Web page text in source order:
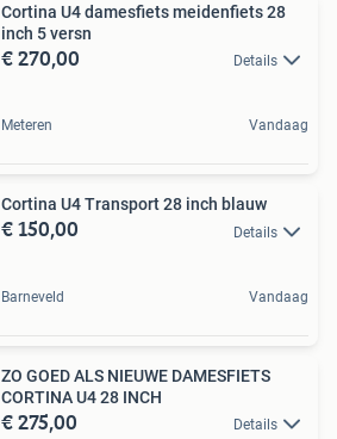
Cortina U4 damesfiets meidenfiets 28
inch 5 versn
€ 270,00 Details
Meteren Vandaag
Cortina U4 Transport 28 inch blauw
€ 150,00 Details
Barneveld Vandaag
ZO GOED ALS NIEUWE DAMESFIETS
CORTINA U4 28 INCH
€ 275,00 Details